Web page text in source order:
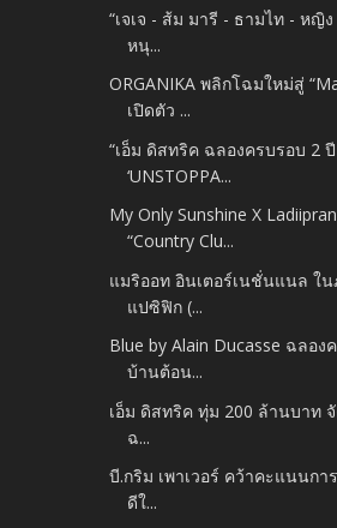
“เจเจ - ส้ม มารี - ธามไท - หญิ
หนุ...
ORGANIKA พลิกโฉมใหม่สู่
เปิดตัว ...
“เอ็ม ดิสทริค ฉลองครบรอบ 2
‘UNSTOPPA...
My Only Sunshine X
“Country Clu...
แมริออท อินเตอร์เนชั่นแนล ใน
แปซิฟิก (...
Blue by Alain Ducasse ฉลอง
บ้านต้อน...
เอ็ม ดิสทริค ทุ่ม 200 ล้านบาท
ฉ...
บี.กริม เพาเวอร์ คว้าคะแนนก
ดีใ...